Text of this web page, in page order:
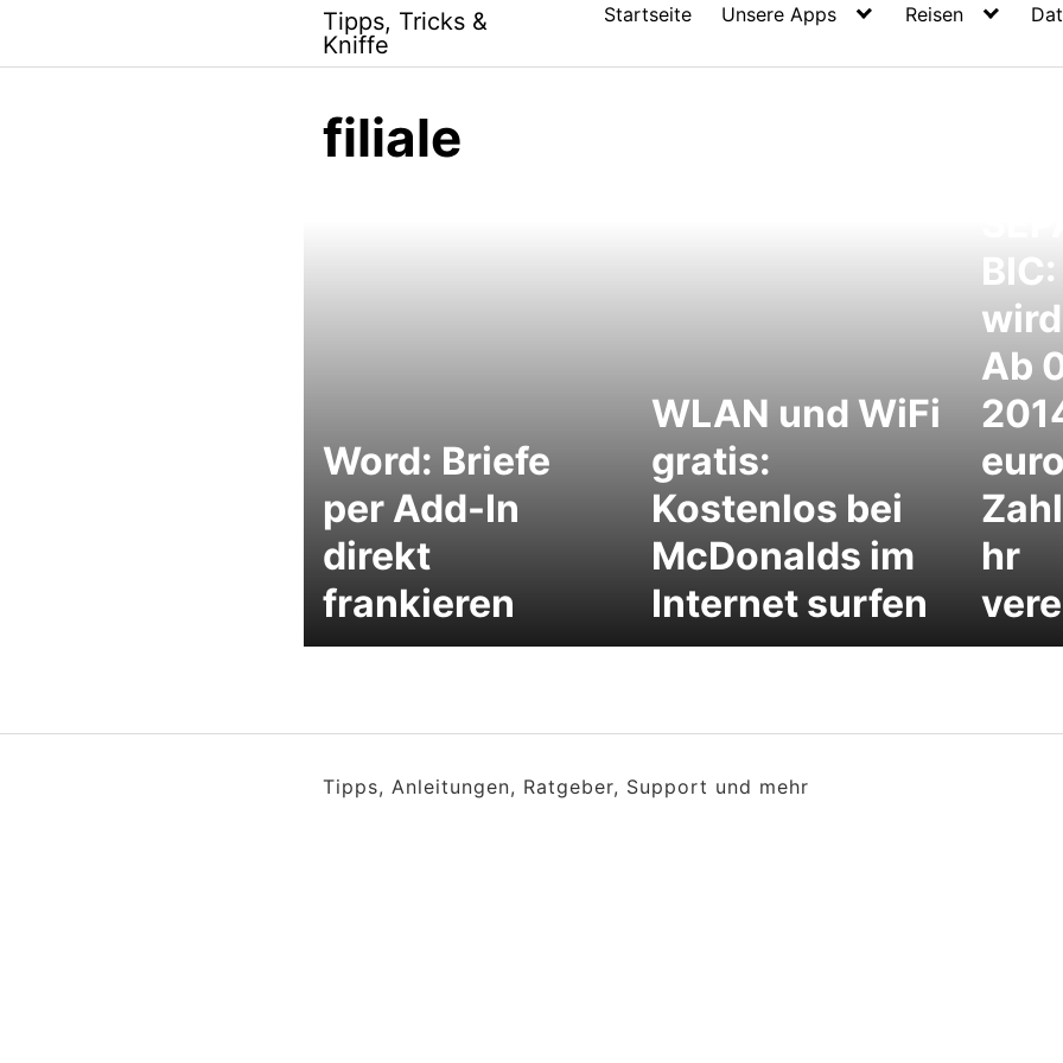
content
Tipps, Tricks &
Kniffe
Startseite Unsere Apps Reisen
filiale
Word: Briefe
per Add-In
direkt
frankieren
WLAN und WiFi
gratis:
Kostenlos bei
McDonalds im
Internet surfen
Ab
hr
Tipps, Anleitungen, Ratgeber, Support und mehr